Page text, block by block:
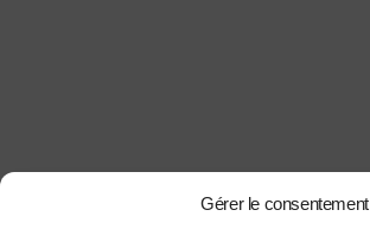
Gérer le consentement